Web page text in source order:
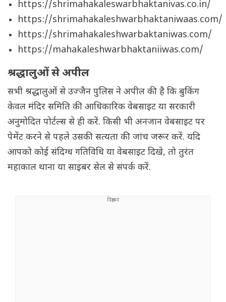
https://shrimahakaleswarbhaktanivas.co.in/
https://shrimahakaleshwarbhaktaniwaas.com/
https://shrimahakaleshwarbaktaniwas.com/
https://mahakaleshwarbhaktaniiwas.com/
श्रद्धालुओं से अपील
सभी श्रद्धालुओं से उज्जैन पुलिस ने अपील की है कि बुकिंग
केवल मंदिर समिति की आधिकारिक वेबसाइट या सरकारी
अनुमोदित पोर्टल्स से ही करें. किसी भी अनजान वेबसाइट पर
पेमेंट करने से पहले उसकी सत्यता की जांच जरूर करें. यदि
आपको कोई संदिग्ध गतिविधि या वेबसाइट दिखे, तो तुरंत
महाकाल थाना या साइबर सेल से संपर्क करें.